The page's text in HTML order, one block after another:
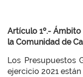
Artículo 1º.- Ámbito
la Comunidad de
Los Presupuestos
ejercicio 2021